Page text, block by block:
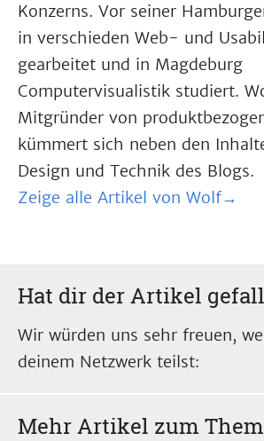
Konzerns. Vor seiner
in verschieden Web- und
gearbeitet und in Magdeburg
Computervisualistik studiert.
Mitgründer von
kümmert sich neben den
Design und Technik des Blogs.
Zeige alle Artikel von Wolf→
Hat dir der Artikel
Wir würden uns sehr freuen,
deinem Netzwerk teilst:
Mehr Artikel zum